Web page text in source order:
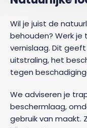
Wil je juist de
behouden? Werk
vernislaag. Dit
uitstraling, het
tegen
We adviseren je
beschermlaag,
gebruik van maakt.